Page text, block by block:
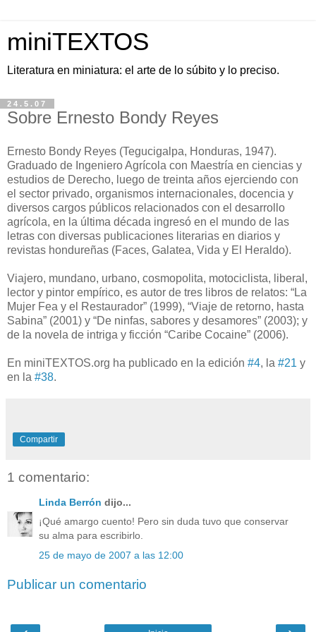
miniTEXTOS
Literatura en miniatura: el arte de lo súbito y lo preciso.
24.5.07
Sobre Ernesto Bondy Reyes
Ernesto Bondy Reyes (Tegucigalpa, Honduras, 1947).
Graduado de Ingeniero Agrícola con Maestría en ciencias y
estudios de Derecho, luego de treinta años ejerciendo con
el sector privado, organismos internacionales, docencia y
diversos cargos públicos relacionados con el desarrollo
agrícola, en la última década ingresó en el mundo de las
letras con diversas publicaciones literarias en diarios y
revistas hondureñas (Faces, Galatea, Vida y El Heraldo).
Viajero, mundano, urbano, cosmopolita, motociclista, liberal,
lector y pintor empírico, es autor de tres libros de relatos: “La
Mujer Fea y el Restaurador” (1999), “Viaje de retorno, hasta
Sabina” (2001) y “De ninfas, sabores y desamores” (2003); y
de la novela de intriga y ficción “Caribe Cocaine” (2006).
En miniTEXTOS.org ha publicado en la edición #4, la #21 y
en la #38.
Compartir
1 comentario:
Linda Berrón dijo...
¡Qué amargo cuento! Pero sin duda tuvo que conservar
su alma para escribirlo.
25 de mayo de 2007 a las 12:00
Publicar un comentario